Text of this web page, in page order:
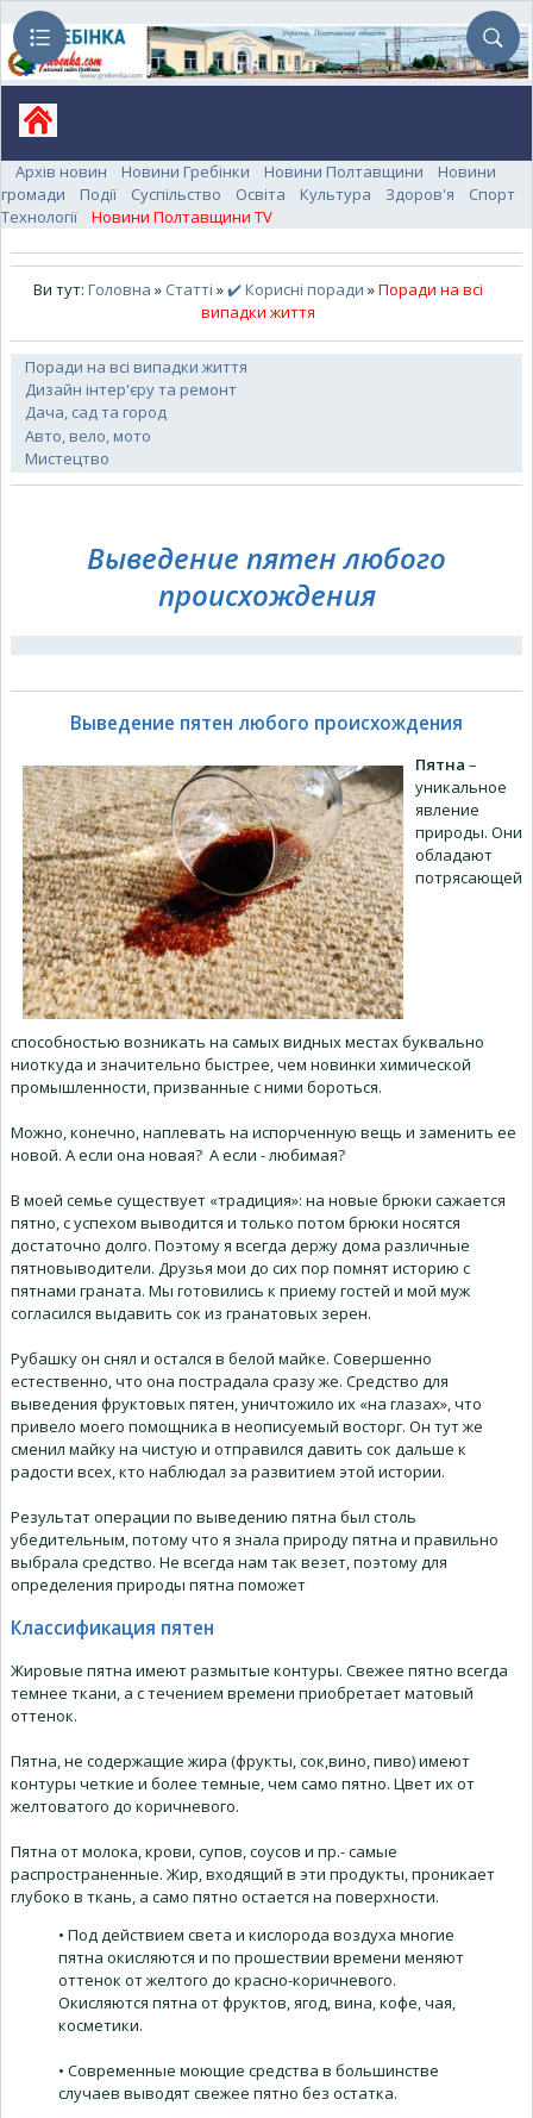
Архів новин Новини Гребінки Новини Полтавщини
Новини
громади
Події Суспільство Освіта Культура Здоров'я
Спорт
Технології
Новини Полтавщини TV
Ви тут: Головна » Статті »✔️ Корисні поради »Поради на всі
випадки життя
Поради на всі випадки життя
Дизайн інтер'єру та ремонт
Дача, сад та город
Авто, вело, мото
Мистецтво
Выведение пятен любого
происхождения
Выведение пятен любого происхождения
Пятна –
уникальное
явление
природы. Они
обладают
потрясающей
способностью возникать на самых видных местах буквально
ниоткуда и значительно быстрее, чем новинки химической
промышленности, призванные с ними бороться.
Можно, конечно, наплевать на испорченную вещь и заменить ее
новой. А если она новая? А если - любимая?
В моей семье существует «традиция»: на новые брюки сажается
пятно, с успехом выводится и только потом брюки носятся
достаточно долго. Поэтому я всегда держу дома различные
пятновыводители. Друзья мои до сих пор помнят историю с
пятнами граната. Мы готовились к приему гостей и мой муж
согласился выдавить сок из гранатовых зерен.
Рубашку он снял и остался в белой майке. Совершенно
естественно, что она пострадала сразу же. Средство для
выведения фруктовых пятен, уничтожило их «на глазах», что
привело моего помощника в неописуемый восторг. Он тут же
сменил майку на чистую и отправился давить сок дальше к
радости всех, кто наблюдал за развитием этой истории.
Результат операции по выведению пятна был столь
убедительным, потому что я знала природу пятна и правильно
выбрала средство. Не всегда нам так везет, поэтому для
определения природы пятна поможет
Классификация пятен
Жировые пятна имеют размытые контуры. Свежее пятно всегда
темнее ткани, а с течением времени приобретает матовый
оттенок.
Пятна, не содержащие жира (фрукты, сок,вино, пиво) имеют
контуры четкие и более темные, чем само пятно. Цвет их от
желтоватого до коричневого.
Пятна от молока, крови, супов, соусов и пр.- самые
распространенные. Жир, входящий в эти продукты, проникает
глубоко в ткань, а само пятно остается на поверхности.
• Под действием света и кислорода воздуха многие
пятна окисляются и по прошествии времени меняют
оттенок от желтого до красно-коричневого.
Окисляются пятна от фруктов, ягод, вина, кофе, чая,
косметики.
• Современные моющие средства в большинстве
случаев выводят свежее пятно без остатка.